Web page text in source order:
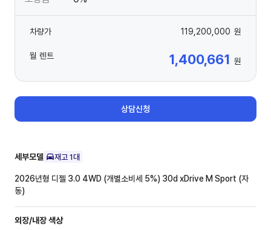
차량가 119,200,000 원
월 렌트 1,400,661 원
상담신청
세부모델 재고 1대
2026년형 디젤 3.0 4WD (개별소비세 5%) 30d xDrive M Sport (자
동)
외장/내장색상